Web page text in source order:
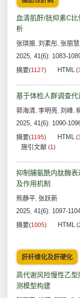
血清肌酐/胱抑素C
析
张琪振, 刘素彤, 张丽慧
2025, 41(6): 1083-
摘要(1127) HTML (
基于体检人群调查
郭海清, 李明亮, 刘峰,
2025, 41(6): 1090-
摘要(1195) HTML (
施引文献 (1)
抑制脯氨酰内肽酶
及作用机制
熊静平, 张跃新
2025, 41(6): 1097-
摘要(1005) HTML (
肝纤维化及肝硬化
高代谢风险慢性乙
测模型构建